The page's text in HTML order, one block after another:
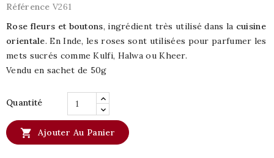
Référence V261
Rose fleurs et boutons, ingrédient très utilisé dans la cuisine
orientale. En Inde, les roses sont utilisées pour parfumer les
mets sucrés comme Kulfi, Halwa ou Kheer.
Vendu en sachet de 50g
Quantité
 Ajouter Au Panier